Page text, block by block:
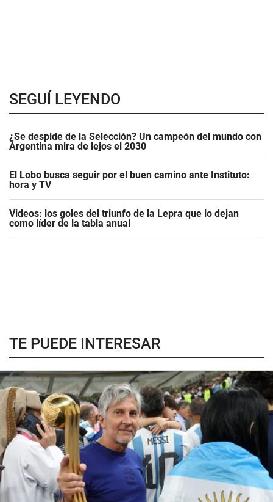
SEGUÍ LEYENDO
¿Se despide de la Selección? Un campeón del mundo con
Argentina mira de lejos el 2030
El Lobo busca seguir por el buen camino ante Instituto:
hora y TV
Videos: los goles del triunfo de la Lepra que lo dejan
como líder de la tabla anual
TE PUEDE INTERESAR